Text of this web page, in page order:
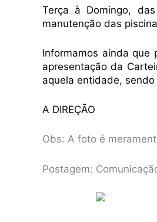
Terça à Domingo,
manutenção das
Informamos ainda que
apresentação da
aquela entidade,
A DIREÇÃO
Obs: A foto é
Postagem: